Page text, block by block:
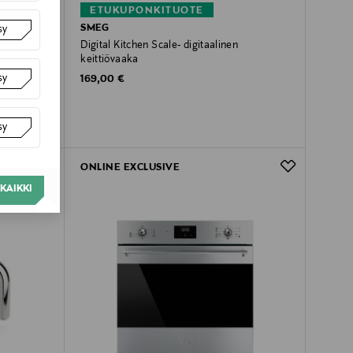
ETUKUPONKITUOTE
SMEG
Digital Kitchen Scale- digitaalinen
keittiövaaka
Original Price
169,00 €
ONLINE EXCLUSIVE